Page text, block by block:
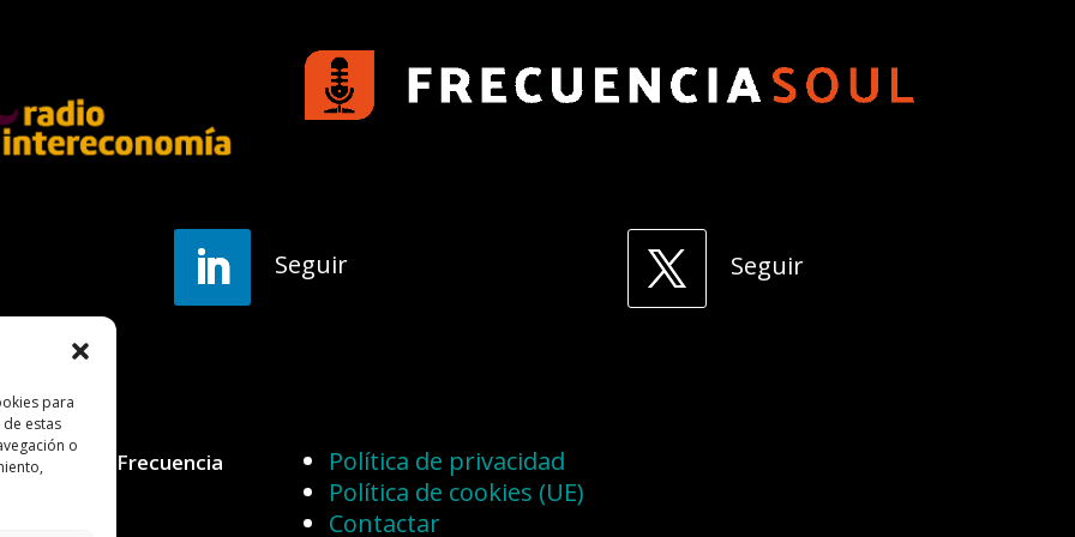
para
estas
o
Seguir Seguir
Política de privacidad
Política de cookies (UE)
Contactar